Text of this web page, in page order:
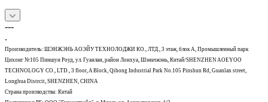
---
.
Производитель: ШЭНЖЭНЬ АОЭЙУ ТЕХНОЛОДЖИ КО., ЛТД., 3 этаж, блок А, Промышленный парк
Цихонг №105 Пиншун Роуд, ул. Гуанлан, район Лонхуа, Шэньчжэнь, Китай/SHENZHEN AOEYOO
TECHNOLOGY CO., LTD., 3 floor, A Block, Qihong Industrial Park No.105 Pinshun Rd, Guanlan street,
Longhua Distrcit, SHENZHEN, CHINA
Страна производства: Китай